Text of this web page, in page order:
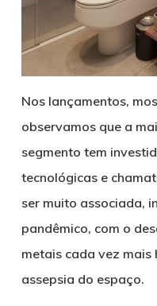
Nos lançamentos,
observamos que a
segmento tem
tecnológicas e
ser muito associada,
pandêmico, com o
metais cada vez mais
assepsia do espaço.